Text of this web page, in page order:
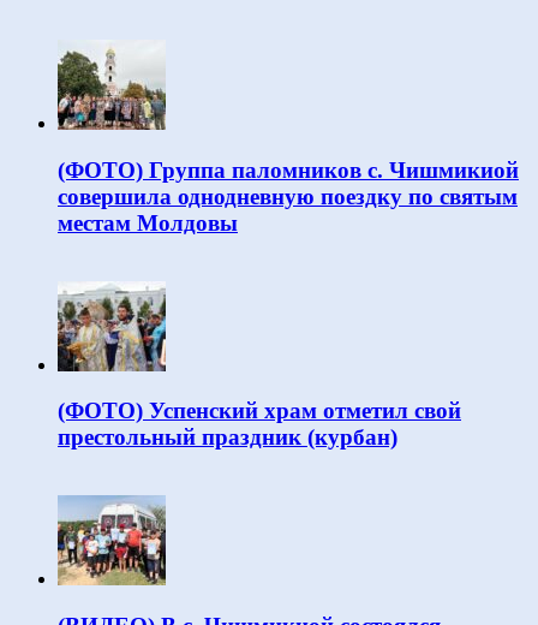
(ФОТО) Группа паломников с. Чишмикиой
совершила однодневную поездку по святым
местам Молдовы
(ФОТО) Успенский храм отметил свой
престольный праздник (курбан)